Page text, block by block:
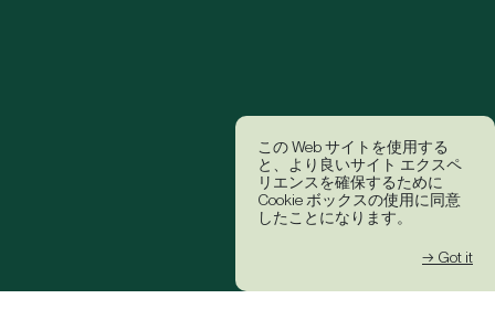
この Web サイトを使用する
と、より良いサイト エクスペ
リエンスを確保するために
Cookie ボックスの使用に同意
したことになります。
→ Got it